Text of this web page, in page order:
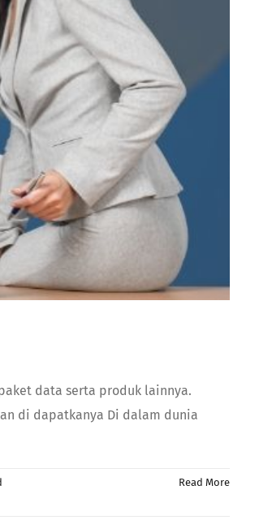
data serta produk lainnya.
di dapatkanya Di dalam dunia
Read More